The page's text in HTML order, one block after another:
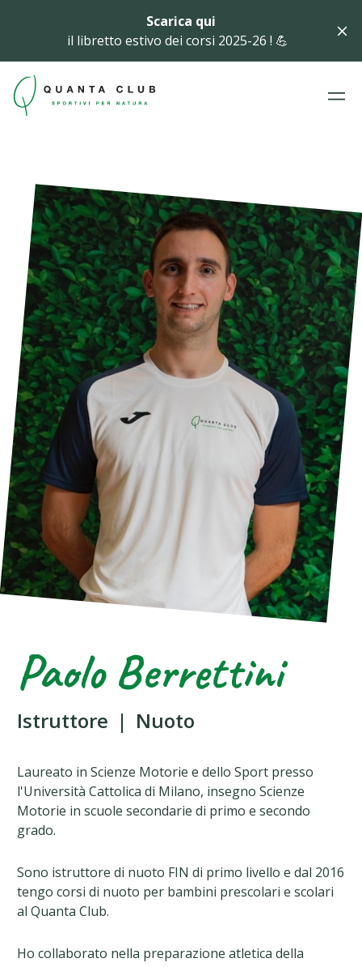
Scarica qui
il libretto estivo dei corsi 2025-26 ! 💪
Paolo Berrettini
Istruttore | Nuoto
Laureato in Scienze Motorie e dello Sport presso
l'Università Cattolica di Milano, insegno Scienze
Motorie in scuole secondarie di primo e secondo
grado.
Sono istruttore di nuoto FIN di primo livello e dal 2016
tengo corsi di nuoto per bambini prescolari e scolari
al Quanta Club.
Ho collaborato nella preparazione atletica della